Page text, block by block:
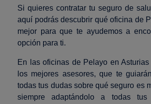
Si quieres contratar tu seguro de
aquí podrás descubrir qué oficina de
mejor para que te ayudemos a
opción para ti.
En las oficinas de Pelayo en Asturias
los mejores asesores, que te
todas tus dudas sobre qué seguro es
siempre adaptándolo a todas tus